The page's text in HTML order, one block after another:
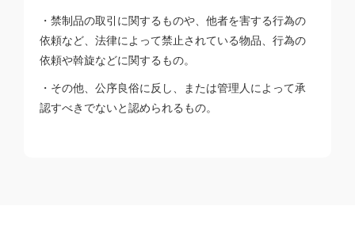
・禁制品の取引に関するものや、他者を害する行為の
依頼など、法律によって禁止されている物品、行為の
依頼や斡旋などに関するもの。
・その他、公序良俗に反し、または管理人によって承
認すべきでないと認められるもの。